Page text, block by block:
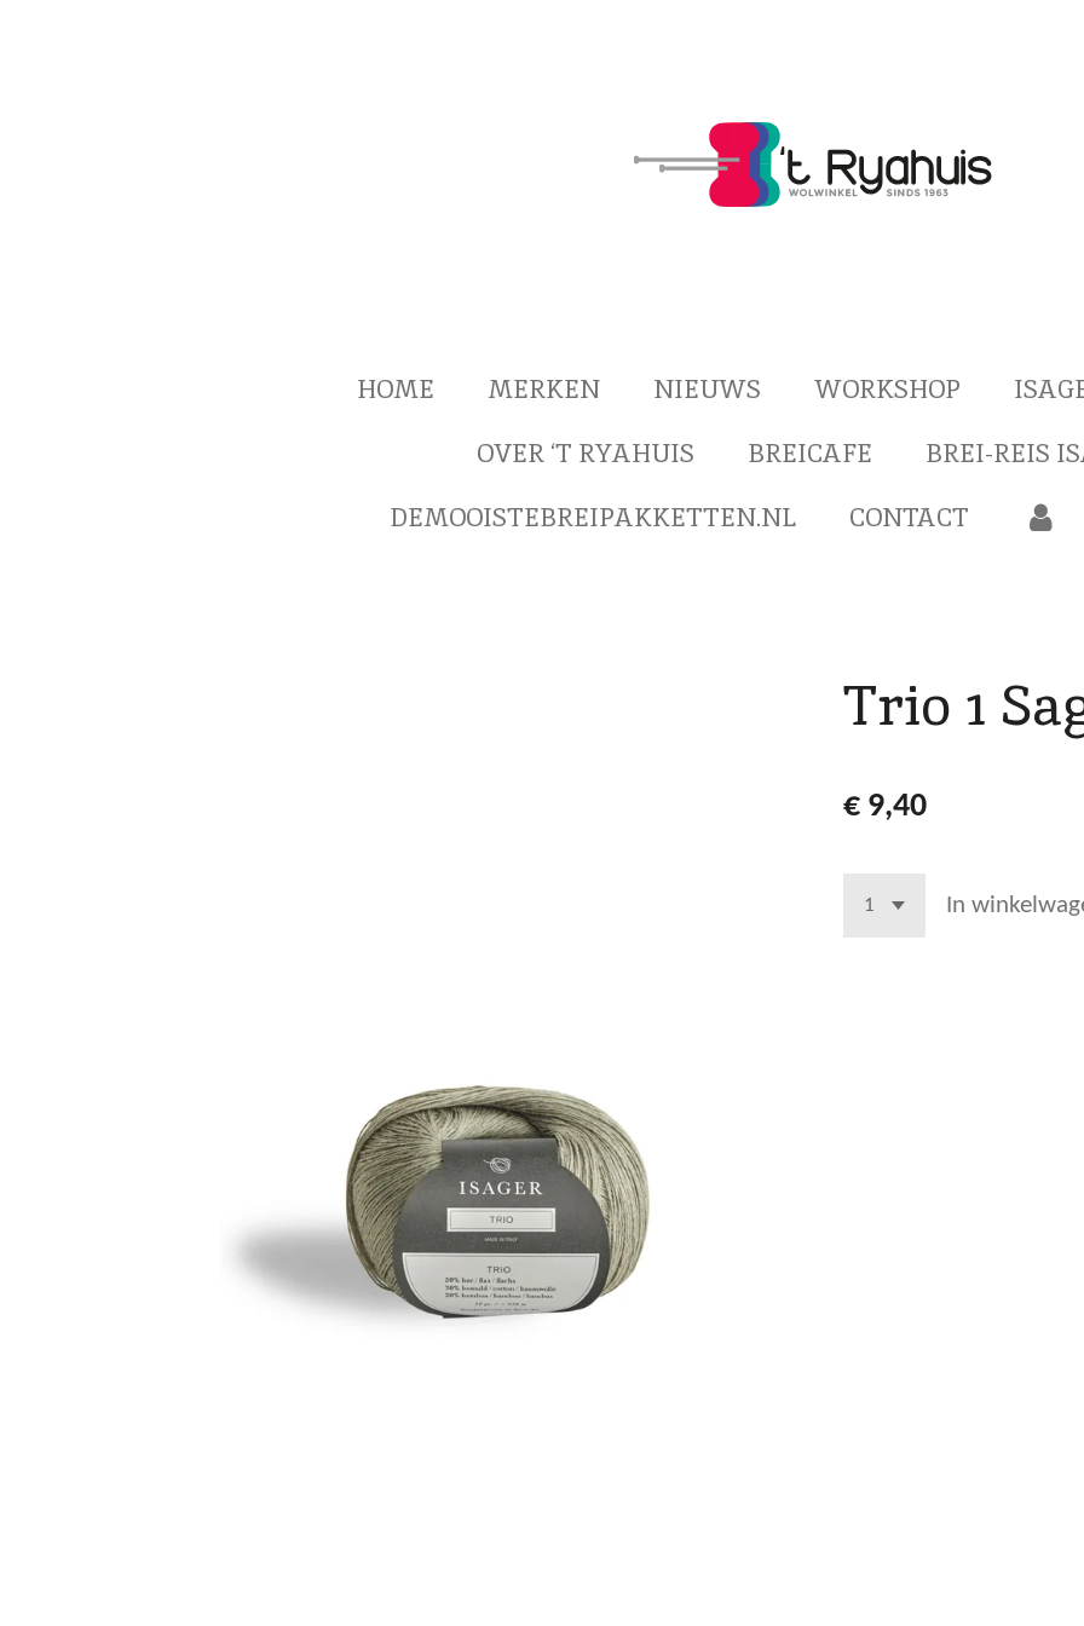
HOME MERKEN NIEUWS WORKSHOP
OVER ‘T RYAHUIS
BREICAFE
BREI-REIS
DEMOOISTEBREIPAKKETTEN.NL
CONTACT
Trio 1
€ 9,40
In